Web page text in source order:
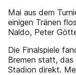
Mai aus dem
einigen Tränen
Naldo, Peter
Die Finalspiele
Bremen statt, das
Stadion direkt.